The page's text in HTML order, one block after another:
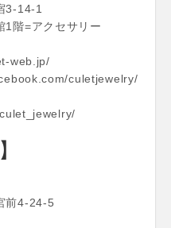
3-14-1
アクセサリー
web.jp/
culetjewelry/
前4-24-5